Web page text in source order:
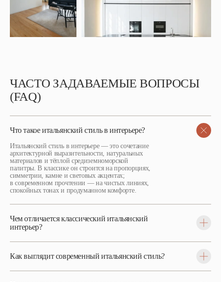
ЧАСТО ЗАДАВАЕМЫЕ ВОПРОСЫ
(FAQ)
Что такое итальянский стиль в интерьере?
Итальянский стиль в интерьере — это сочетание
архитектурной выразительности, натуральных
материалов и тёплой средиземноморской
палитры. В классике он строится на пропорциях,
симметрии, камне и световых акцентах;
в современном прочтении — на чистых линиях,
спокойных тонах и продуманном комфорте.
Чем отличается классический итальянский
интерьер?
Как выглядит современный итальянский стиль?